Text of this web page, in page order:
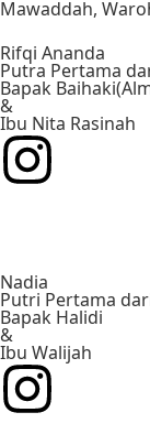
Mawaddah,
Rifqi Ananda
Putra Pertama
Bapak
&
Ibu Nita Rasinah
Nadia
Putri Pertama
Bapak Halidi
&
Ibu Walijah